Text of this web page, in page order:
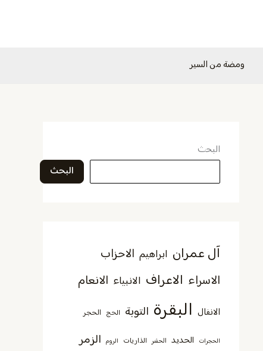
ومضة من السير
البحث
البحث
آل عمران ابراهيم الاحزاب
الاسراء الاعراف الانبياء الانعام
الانفال البقرة التوبة الحج الحجر
الحجرات الحديد الحشر الذاريات الروم الزمر